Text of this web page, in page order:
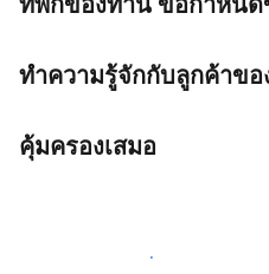
ทำความรู้จักกับลูกค้าขอ
คุ้มครองเสมอ
เปิดให้จองผ่านเราตั้งแต่วันนี้